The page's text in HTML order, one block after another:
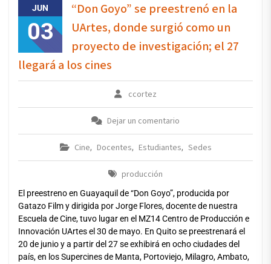
JUN
03
“Don Goyo” se preestrenó en la
UArtes, donde surgió como un
proyecto de investigación; el 27
llegará a los cines
ccortez
Dejar un comentario
Cine, Docentes, Estudiantes, Sedes
producción
El preestreno en Guayaquil de “Don Goyo”, producida por
Gatazo Film y dirigida por Jorge Flores, docente de nuestra
Escuela de Cine, tuvo lugar en el MZ14 Centro de Producción e
Innovación UArtes el 30 de mayo. En Quito se preestrenará el
20 de junio y a partir del 27 se exhibirá en ocho ciudades del
país, en los Supercines de Manta, Portoviejo, Milagro, Ambato,